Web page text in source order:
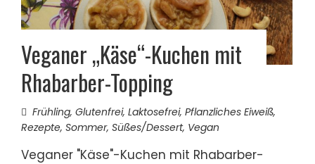
Veganer „Käse“-Kuchen mit
Rhabarber-Topping
Frühling, Glutenfrei, Laktosefrei, Pflanzliches Eiweiß,
Rezepte, Sommer, Süßes/Dessert, Vegan
Veganer "Käse"-Kuchen mit Rhabarber-